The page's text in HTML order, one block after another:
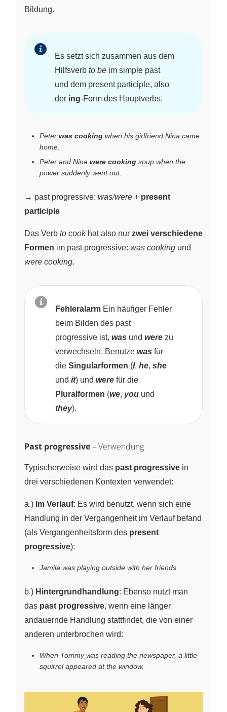
Bildung.
Es setzt sich zusammen aus dem
Hilfsverb to be im simple past
und dem present participle, also
der ing-Form des Hauptverbs.
Peter was cooking when his girlfriend Nina came
home.
Peter and Nina were cooking soup when the
power suddenly went out.
→ past progressive: was/were + present
participle
Das Verb to cookhat also nur zwei verschiedene
Formen im past progressive: was cooking und
were cooking.
Fehleralarm Ein häufiger Fehler
beim Bilden des past
progressive ist, was und were zu
verwechseln. Benutze was für
die Singularformen (I, he, she
und it) und were für die
Pluralformen (we, you und
they).
Past progressive– Verwendung
Typischerweise wird das past progressive in
drei verschiedenen Kontexten verwendet:
a.) Im Verlauf: Es wird benutzt, wenn sich eine
Handlung in der Vergangenheit im Verlauf befand
(als Vergangenheitsform des present
progressive):
Jamila was playing outside with her friends.
b.) Hintergrundhandlung: Ebenso nutzt man
das past progressive, wenn eine länger
andauernde Handlung stattfindet, die von einer
anderen unterbrochen wird:
When Tommy was reading the newspaper, a little
squirrel appeared at the window.